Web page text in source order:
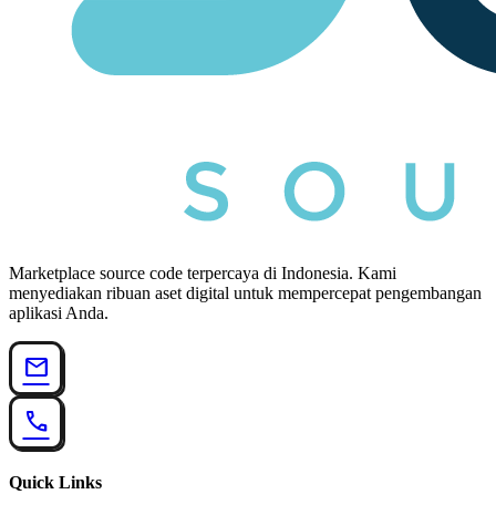
Marketplace source code terpercaya di Indonesia. Kami
menyediakan ribuan aset digital untuk mempercepat pengembangan
aplikasi Anda.
mail
call
Quick Links